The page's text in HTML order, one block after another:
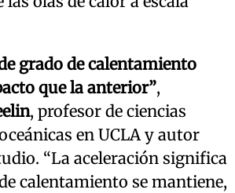
grado de calentamiento
que la anterior”,
, profesor de ciencias
en UCLA y autor
“La aceleración significa
calentamiento se mantiene,